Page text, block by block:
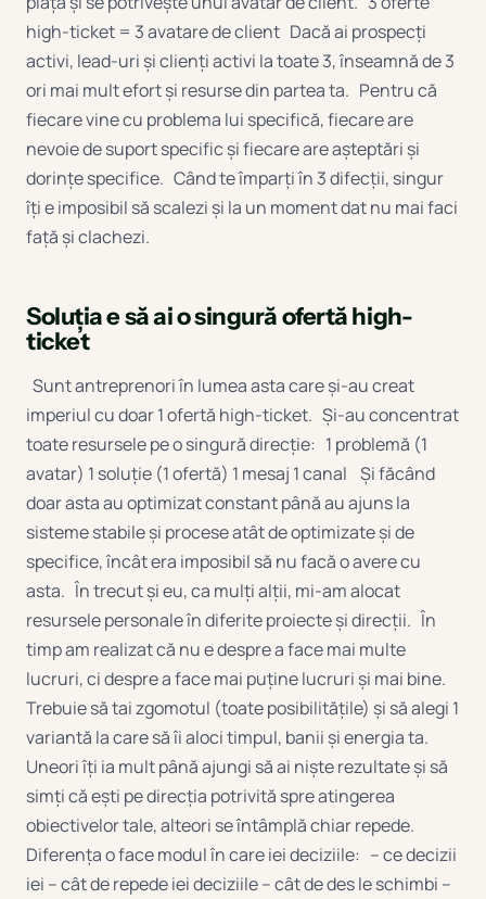
high-ticket = 3 avatare de client Dacă ai prospecți
activi, lead-uri și clienți activi la toate 3, înseamnă de 3
ori mai mult efort și resurse din partea ta. Pentru că
fiecare vine cu problema lui specifică, fiecare are
nevoie de suport specific și fiecare are așteptări și
dorințe specifice. Când te împarți în 3 difecții, singur
îți e imposibil să scalezi și la un moment dat nu mai faci
față și clachezi.
Soluția e să ai o singură ofertă high-
ticket
Sunt antreprenori în lumea asta care și-au creat
imperiul cu doar 1 ofertă high-ticket. Și-au concentrat
toate resursele pe o singură direcție: 1 problemă (1
avatar) 1 soluție (1 ofertă) 1 mesaj 1 canal Și făcând
doar asta au optimizat constant până au ajuns la
sisteme stabile și procese atât de optimizate și de
specifice, încât era imposibil să nu facă o avere cu
asta. În trecut și eu, ca mulți alții, mi-am alocat
resursele personale în diferite proiecte și direcții. În
timp am realizat că nu e despre a face mai multe
lucruri, ci despre a face mai puține lucruri și mai bine.
Trebuie să tai zgomotul (toate posibilitățile) și să alegi 1
variantă la care să îi aloci timpul, banii și energia ta.
Uneori îți ia mult până ajungi să ai niște rezultate și să
simți că ești pe direcția potrivită spre atingerea
obiectivelor tale, alteori se întâmplă chiar repede.
Diferența o face modul în care iei deciziile: – ce decizii
iei – cât de repede iei deciziile – cât de des le schimbi –